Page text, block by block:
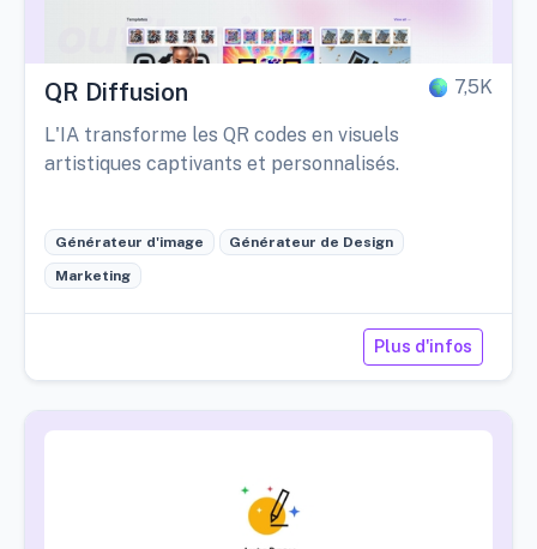
QR Diffusion 7,5K
L'IA transforme les QR codes en visuels
artistiques captivants et personnalisés.
Générateur d'image Générateur de Design
Marketing
Plus d'infos